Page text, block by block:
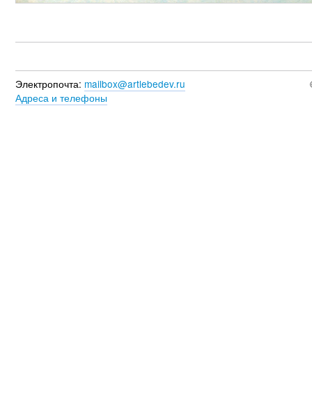
Электропочта: mailbox@artlebedev.ru
Адреса и телефоны